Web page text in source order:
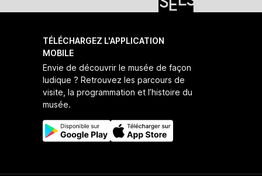
TÉLÉCHARGEZ L'APPLICATION
MOBILE
Envie de découvrir le musée de façon
ludique ? Retrouvez les parcours de
visite, la programmation et l’histoire du
musée.